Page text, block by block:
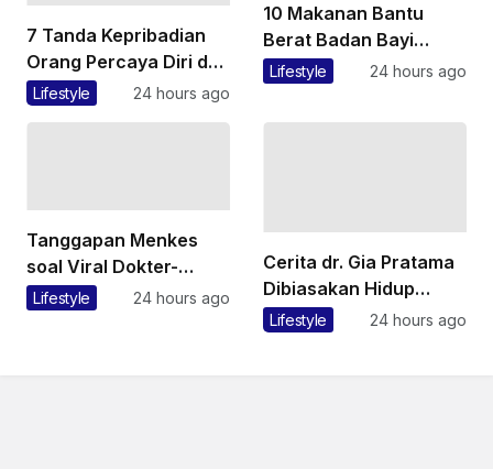
7 Tanda Kepribadian
Orang Percaya Diri dan
Bermental Kuat, Tak
Lifestyle 24 hours ago
10 Makanan Bantu
Berat Badan Bayi
Bertambah saat MPASI
Lifestyle 24 hours ago
Tanggapan Menkes
soal Viral Dokter-
Nakes Nirempati
Lifestyle 24 hours ago
Cerita dr. Gia Pratama
Dibiasakan Hidup
Sederhana dari Kecil,
Lifestyle 24 hours ago